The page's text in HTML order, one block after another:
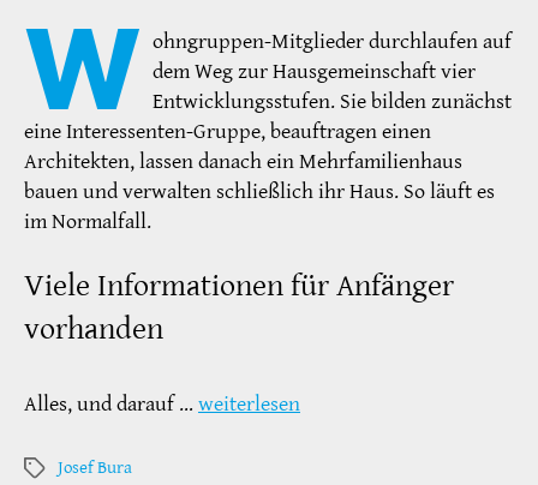
W ohngruppen-Mitglieder durchlaufen auf
dem Weg zur Hausgemeinschaft vier
Entwicklungsstufen. Sie bilden zunächst
eine Interessenten-Gruppe, beauftragen einen
Architekten, lassen danach ein Mehrfamilienhaus
bauen und verwalten schließlich ihr Haus. So läuft es
im Normalfall.
Viele Informationen für Anfänger
vorhanden
Alles, und darauf … weiterlesen
Schlagwörter
Josef Bura